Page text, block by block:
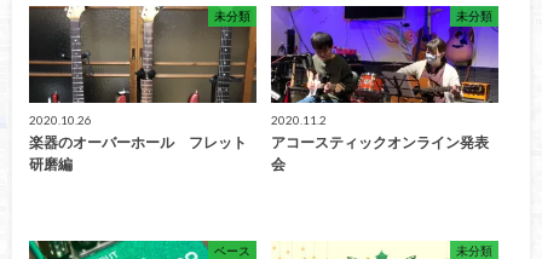
未分類
2020.10.26
楽器のオーバーホール フレット
研磨編
未分類
2020.11.2
アコースティックオンライン発表
会
ベース 未分類